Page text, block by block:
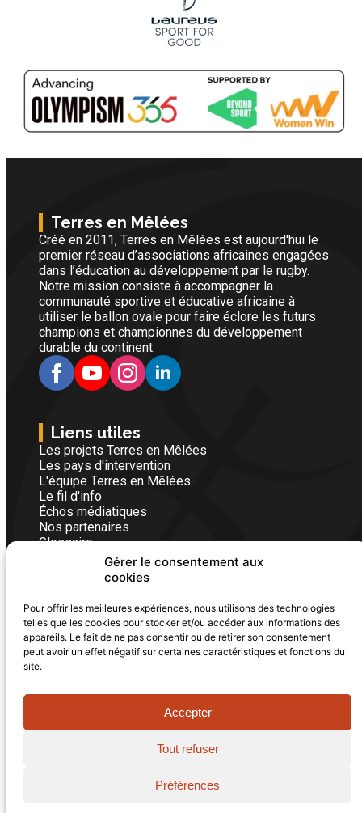
Gérer le consentement aux
cookies
Pour offrir les meilleures expériences, nous utilisons des technologies
telles que les cookies pour stocker et/ou accéder aux informations des
appareils. Le fait de ne pas consentir ou de retirer son consentement
peut avoir un effet négatif sur certaines caractéristiques et fonctions du
site.
Accepter
Tout refuser
Préférences
Terres en Mêlées
Créé en 2011, Terres en Mêlées est aujourd'hui le
premier réseau d’associations africaines engagées
dans l’éducation au développement par le rugby.
Notre mission consiste à accompagner la
communauté sportive et éducative africaine à
utiliser le ballon ovale pour faire éclore les futurs
champions et championnes du développement
durable du continent.
Liens utiles
Les projets Terres en Mêlées
Les pays d'intervention
L'équipe Terres en Mêlées
Le fil d'info
Échos médiatiques
Nos partenaires
Glossaire
Vous êtes un particulier, une entreprise ou une
institution, écrivez-nous, nos équipes vous
répondrons avec plaisir dans les plus brefs délais.
Politique de confidentialité
site